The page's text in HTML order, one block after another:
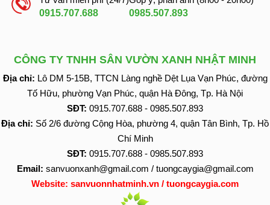
0915.707.688
0985.507.893
CÔNG TY TNHH SÂN VƯỜN XANH NHẬT MINH
Địa chỉ: Lô DM 5-15B, TTCN Làng nghề Dệt Lụa Vạn Phúc, đường
Tố Hữu, phường Vạn Phúc, quận Hà Đông, Tp. Hà Nội
SĐT: 0915.707.688 - 0985.507.893
Địa chỉ: Số 2/6 đường Cộng Hòa, phường 4, quận Tân Bình, Tp. Hồ
Chí Minh
SĐT: 0915.707.688 - 0985.507.893
Email: sanvuonxanh@gmail.com / tuongcaygia@gmail.com
Website: sanvuonnhatminh.vn / tuongcaygia.com